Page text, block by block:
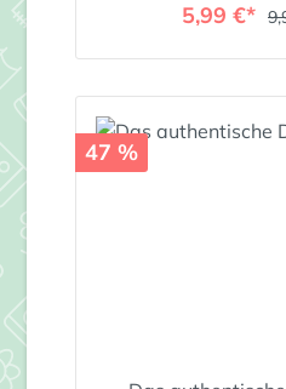
5,99 €*
47 %